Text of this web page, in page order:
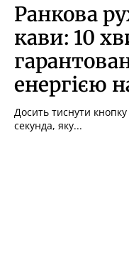
Ранкова
кави: 10
енергією
Досить тиснути
секунда, яку...